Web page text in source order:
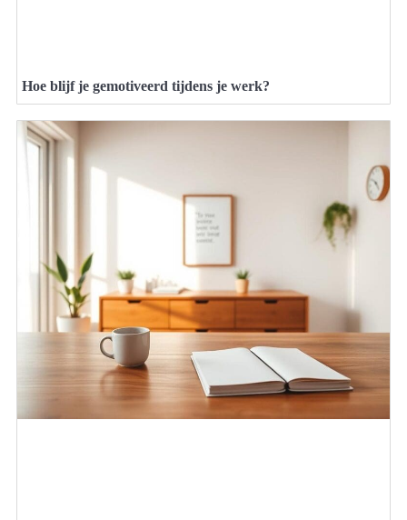
Hoe blijf je gemotiveerd tijdens je werk?